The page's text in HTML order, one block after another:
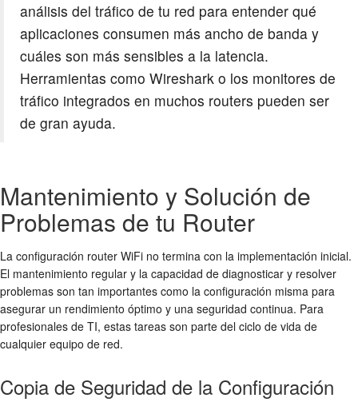
análisis del tráfico de tu red para entender qué
aplicaciones consumen más ancho de banda y
cuáles son más sensibles a la latencia.
Herramientas como Wireshark o los monitores de
tráfico integrados en muchos routers pueden ser
de gran ayuda.
Mantenimiento y Solución de
Problemas de tu Router
La configuración router WiFi no termina con la implementación inicial.
El mantenimiento regular y la capacidad de diagnosticar y resolver
problemas son tan importantes como la configuración misma para
asegurar un rendimiento óptimo y una seguridad continua. Para
profesionales de TI, estas tareas son parte del ciclo de vida de
cualquier equipo de red.
Copia de Seguridad de la Configuración